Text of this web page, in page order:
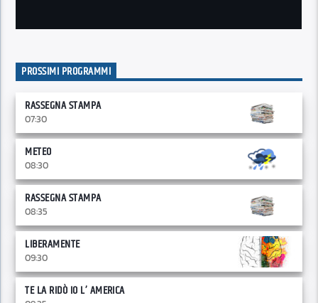
PROSSIMI PROGRAMMI
RASSEGNA STAMPA
07:30
METEO
08:30
RASSEGNA STAMPA
08:35
LIBERAMENTE
09:30
TE LA RIDÒ IO L’ AMERICA